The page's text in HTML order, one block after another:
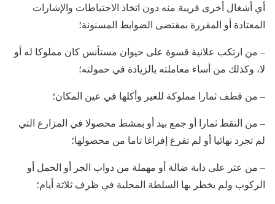
أي أشغال أخرى قريبة منه دون اتخاذ الاحتياطات والإشارات
المعتادة أو المقررة بمقتضى الضوابط المسنونة؛
– من ارتكب علانية قسوة على حيوان مستأنس كان مملوكا له أو
لا، وكذلك من أساء معاملته بالزيادة في حمولته؛
– من قطف ثمارا مملوكة للغير وأكلها في عين المكان؛
– من التقط ثمارا أو جمع بيد أو بمشط محصولا في المزارع التي
لم تجرد نهائيا أو لم تفرغ إفراغا تاما من محصولها؛
– من عثر على دابة ضالة أو مهملة من دواب الجر أو الحمل أو
الركوب ولم يخطر بها السلطة المحلية في ظرف ثلاثة أيام؛